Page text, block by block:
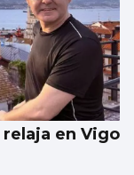
en Vigo